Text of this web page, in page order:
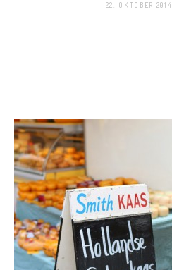
22. OKTOBER 2014